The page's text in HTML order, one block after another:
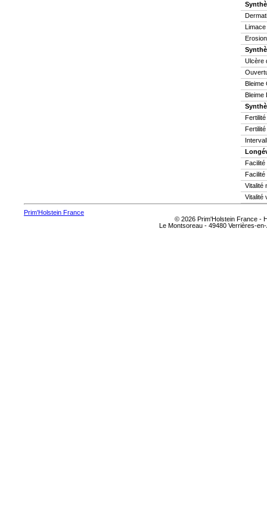
Limace
Erosion
Ulcère
Bleime
Bleime
Facilité
Facilité
Vitalité
Vitalité
Prim'Holstein France
© 2026 Prim'Holstein France -
Le Montsoreau - 49480 Verrières-